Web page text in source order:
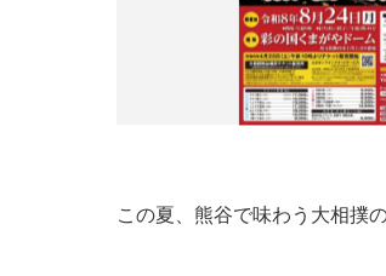
この夏、熊谷で味わう大相撲